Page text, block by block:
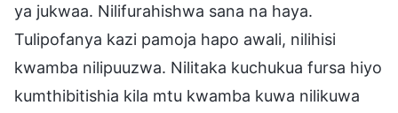
ya jukwaa. Nilifurahishwa sana na haya.
Tulipofanya kazi pamoja hapo awali, nilihisi
kwamba nilipuuzwa. Nilitaka kuchukua fursa hiyo
kumthibitishia kila mtu kwamba kuwa nilikuwa